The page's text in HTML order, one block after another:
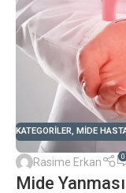
KATEGORILER, MIDE
Rasime Erkan 0
Mide